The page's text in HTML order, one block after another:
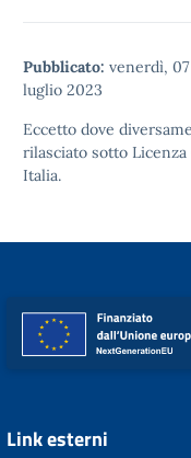
Pubblicato: venerdì,
luglio 2023
Eccetto dove
rilasciato sotto
Italia.
Link esterni